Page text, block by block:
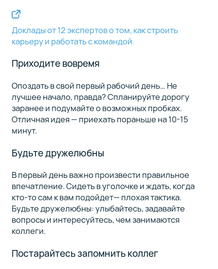
Приходите вовремя
Опоздать в свой первый рабочий день… Не
лучшее начало, правда? Спланируйте дорогу
заранее и подумайте о возможных пробках.
Отличная идея — приехать пораньше на 10-15
минут.
Будьте дружелюбны
В первый день важно произвести правильное
впечатление. Сидеть в уголочке и ждать, когда
кто-то сам к вам подойдет— плохая тактика.
Будьте дружелюбны: улыбайтесь, задавайте
вопросы и интересуйтесь, чем занимаются
коллеги.
Доклады от 12 экспертов о том, как строить
карьеру и работать с командой
Постарайтесь запомнить коллег